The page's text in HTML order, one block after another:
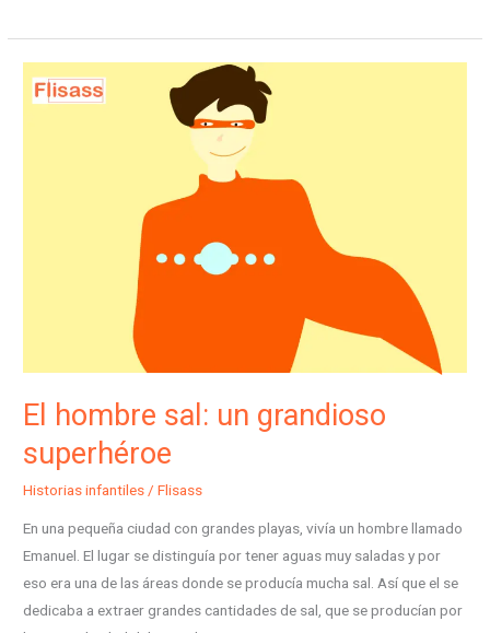
El hombre sal: un grandioso
superhéroe
Historias infantiles /Flisass
En una pequeña ciudad con grandes playas, vivía un hombre llamado
Emanuel. El lugar se distinguía por tener aguas muy saladas y por
eso era una de las áreas donde se producía mucha sal. Así que el se
dedicaba a extraer grandes cantidades de sal, que se producían por
El
hombre